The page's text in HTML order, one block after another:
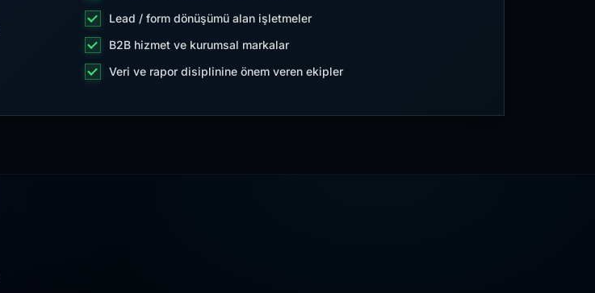
Lead / form dönüşümü alan işletmeler
B2B hizmet ve kurumsal markalar
Veri ve rapor disiplinine önem veren ekipler